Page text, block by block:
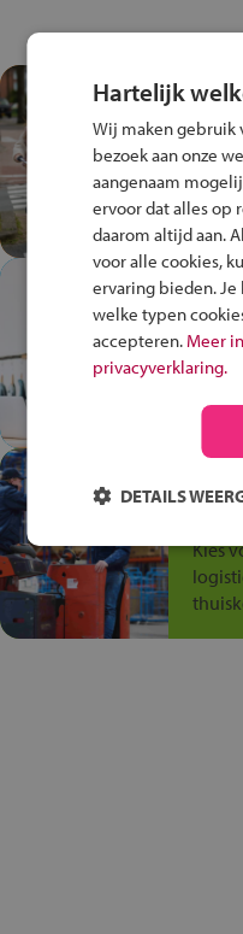
Speel
en
In
Kies
Hartelijk
Wij maken gebruik
bezoek aan onze
aangenaam
ervoor dat alles op
daarom altijd aan.
voor alle cookies,
ervaring bieden.
welke typen
accepteren. Meer
privacyverklaring.
DETAILS